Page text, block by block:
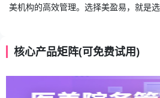
美机构的高效管理。选择美盈易，就是选
核心产品矩阵(可免费试用)